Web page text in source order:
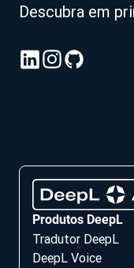
Descubra em
Produtos DeepL
Tradutor DeepL
DeepL Voice